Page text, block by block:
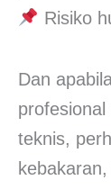
Risiko
Dan
teknis,